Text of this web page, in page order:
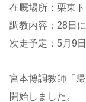
在厩場所：栗東
調教内容：28日
次走予定：5月9
宮本博調教師「
開始しました。